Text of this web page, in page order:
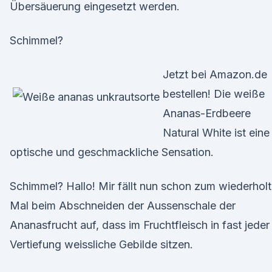
Übersäuerung eingesetzt werden.
Schimmel?
Jetzt bei Amazon.de
bestellen! Die weiße
Ananas-Erdbeere
Natural White ist eine
optische und geschmackliche Sensation.
Schimmel? Hallo! Mir fällt nun schon zum
Mal beim Abschneiden der Aussenschale der
Ananasfrucht auf, dass im Fruchtfleisch in fast jeder
Vertiefung weissliche Gebilde sitzen.